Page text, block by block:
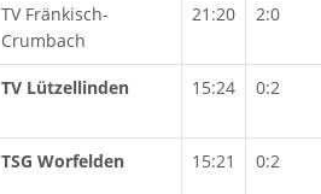
TV Fränkisch-
Crumbach
21:20 2:0
TV Lützellinden 15:24 0:2
TSG Worfelden 15:21 0:2